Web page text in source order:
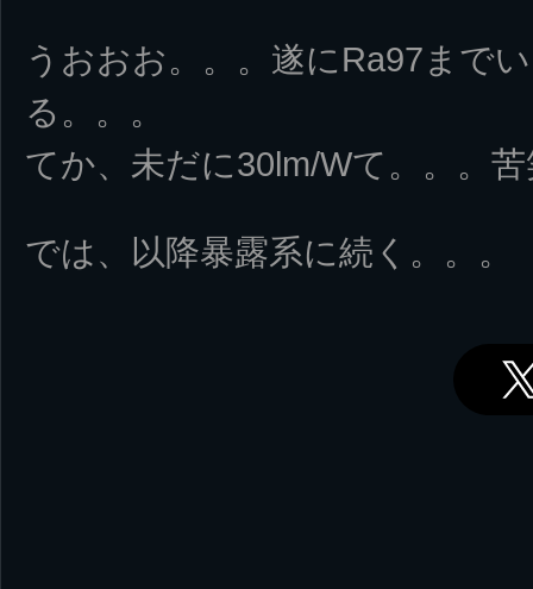
うおおお。。。遂にRa97まで
る。。。
てか、未だに30lm/Wて。。。
では、以降暴露系に続く。。。